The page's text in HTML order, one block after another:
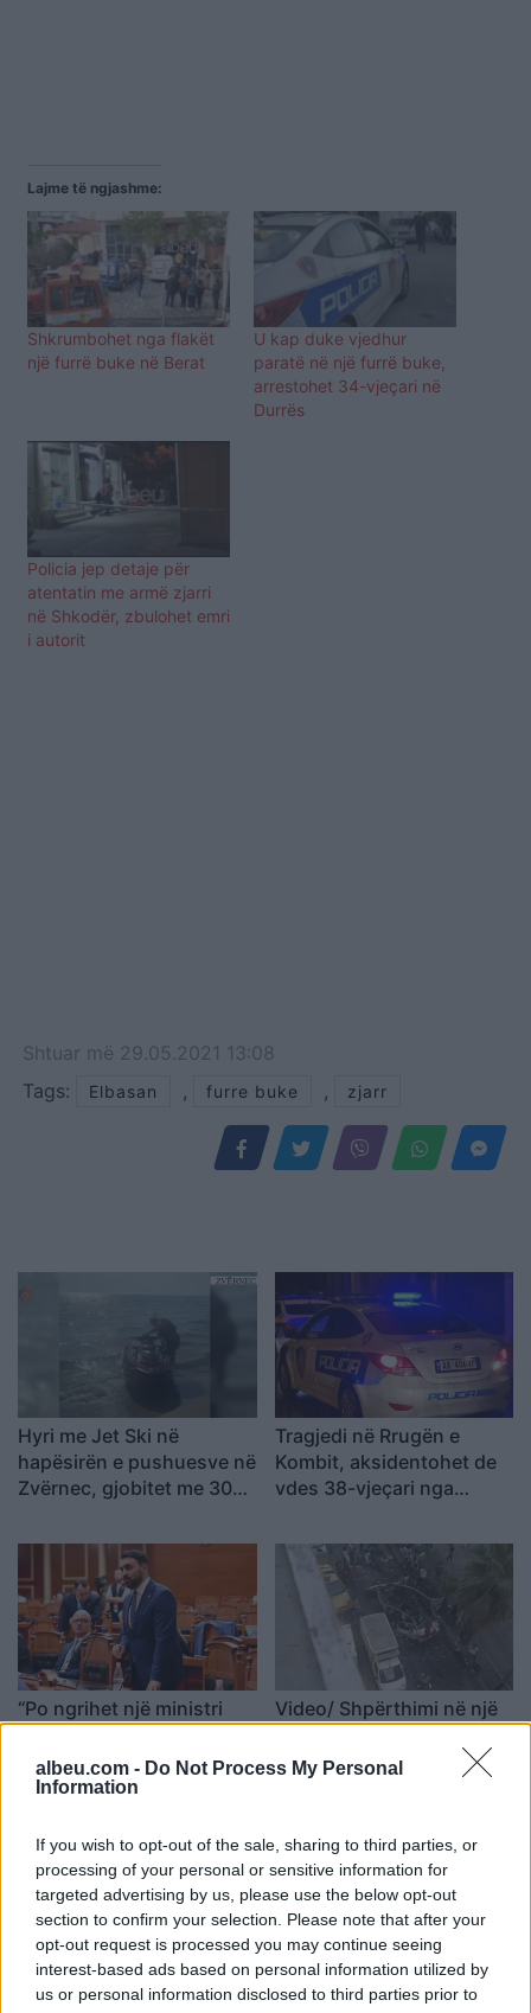
albeu.com - Do Not Process My Personal
Information
If you wish to opt-out of the sale, sharing to third parties, or
processing of your personal or sensitive information for
targeted advertising by us, please use the below opt-out
section to confirm your selection. Please note that after your
opt-out request is processed you may continue seeing
interest-based ads based on personal information utilized by
us or personal information disclosed to third parties prior to
Lajme të ngjashme:
Shkrumbohet nga flakët
një furrë buke në Berat
U kap duke vjedhur
paratë në një furrë buke,
arrestohet 34-vjeçari në
Durrës
Policia jep detaje për
atentatin me armë zjarri
në Shkodër, zbulohet emri
i autorit
Shtuar më 29.05.2021 13:08
Tags:
Elbasan , furre buke , zjarr
Hyri me Jet Ski në
hapësirën e pushuesve në
Zvërnec, gjobitet me 300
Tragjedi në Rrugën e
Kombit, aksidentohet de
vdes 38-vjeçari nga
“Po ngrihet një ministri
Këlliçi: Projektligji i
shtatorit i hap rrugë
ndërhyjë
Video/ Shpërthimi në një
Damaskut lë 2 të vdekur
dhe 13 të plagosur
Infermierja shqiptare në
Itali shpërthen në lot në
Video/ Dy të vrarë dhe 13
të plagosur nga